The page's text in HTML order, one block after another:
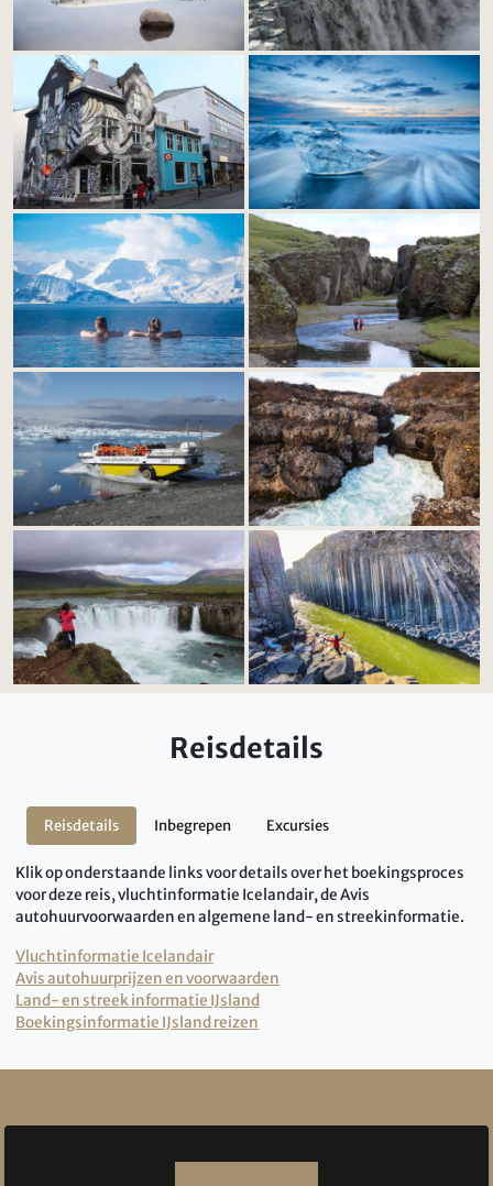
Reisdetails
Reisdetails Inbegrepen Excursies
Klik op onderstaande links voor details over het boekingsproces
voor deze reis, vluchtinformatie Icelandair, de Avis
autohuurvoorwaarden en algemene land- en streekinformatie.
Vluchtinformatie Icelandair
Avis autohuurprijzen en voorwaarden
Land- en streek informatie IJsland
Boekingsinformatie IJsland reizen